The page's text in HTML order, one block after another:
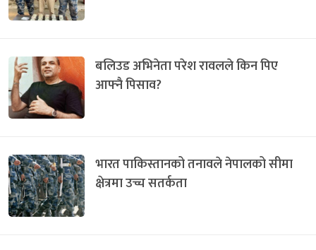
बलिउड अभिनेता परेश रावलले किन पिए
आफ्नै पिसाव?
भारत पाकिस्तानको तनावले नेपालको सीमा
क्षेत्रमा उच्च सतर्कता